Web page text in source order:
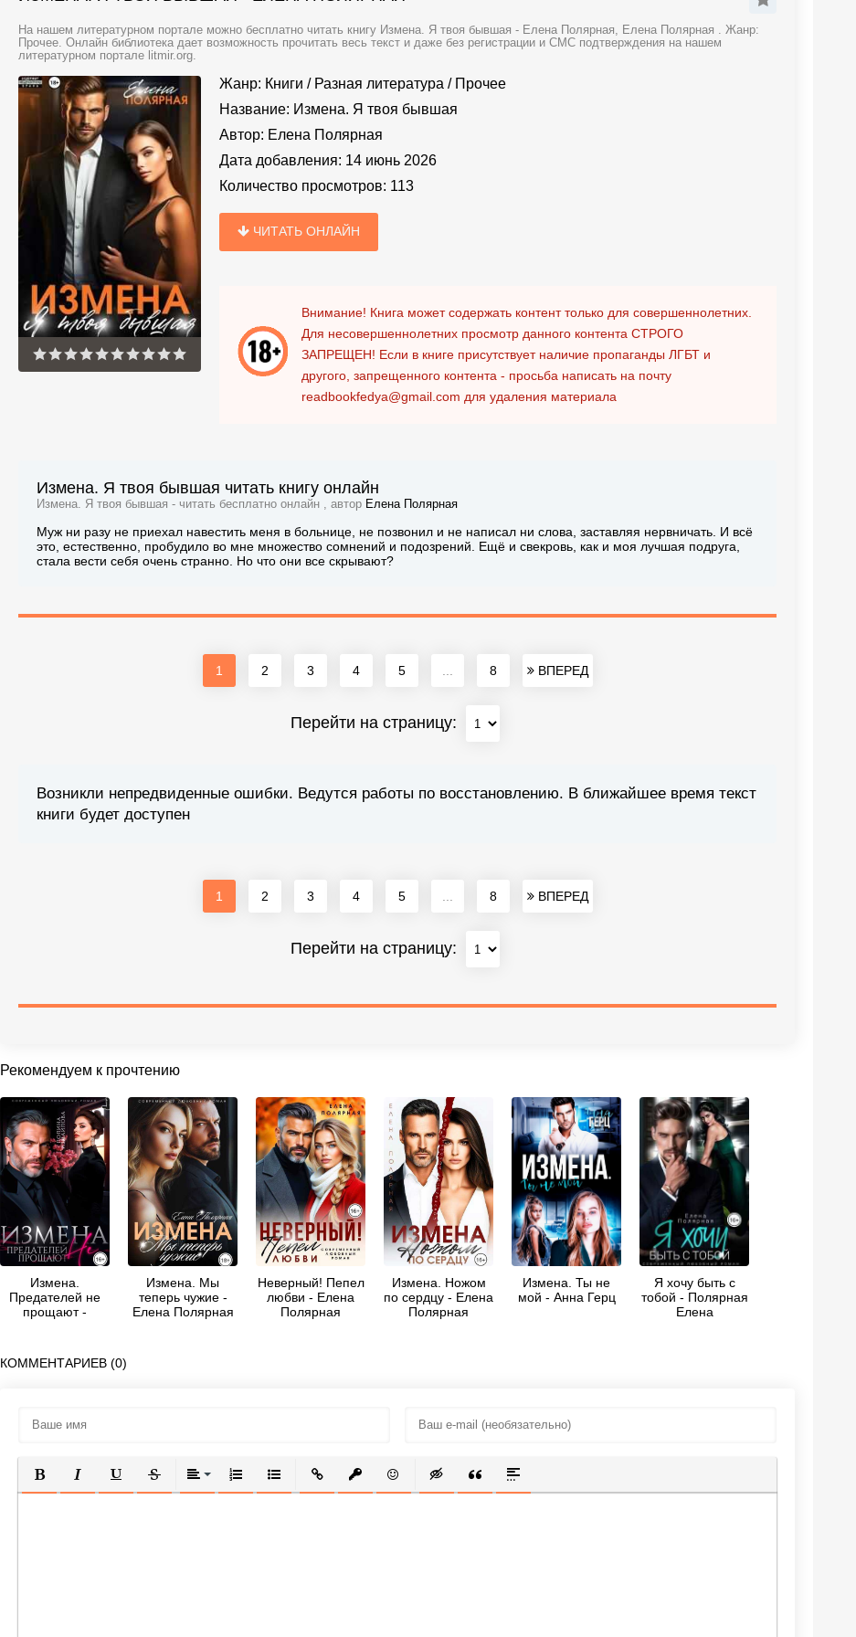
На нашем литературном портале можно бесплатно читать книгу Измена. Я твоя бывшая - Елена Полярная, Елена Полярная . Жанр:
Прочее. Онлайн библиотека дает возможность прочитать весь текст и даже без регистрации и СМС подтверждения на нашем
литературном портале litmir.org.
Жанр: Книги / Разная литература / Прочее
Название: Измена. Я твоя бывшая
Автор: Елена Полярная
Дата добавления: 14 июнь 2026
Количество просмотров: 113
ЧИТАТЬ ОНЛАЙН
Внимание! Книга может содержать контент только для совершеннолетних.
Для несовершеннолетних просмотр данного контента СТРОГО
ЗАПРЕЩЕН! Если в книге присутствует наличие пропаганды ЛГБТ и
другого, запрещенного контента - просьба написать на почту
readbookfedya@gmail.com для удаления материала
Измена. Я твоя бывшая читать книгу онлайн
Измена. Я твоя бывшая - читать бесплатно онлайн , автор Елена Полярная
Муж ни разу не приехал навестить меня в больнице, не позвонил и не написал ни слова, заставляя нервничать. И всё
это, естественно, пробудило во мне множество сомнений и подозрений. Ещё и свекровь, как и моя лучшая подруга,
стала вести себя очень странно. Но что они все скрывают?
1 2 3 4 5 8 ВПЕРЕД
Перейти на страницу:
Возникли непредвиденные ошибки. Ведутся работы по восстановлению. В ближайшее время текст
книги будет доступен
1 2 3 4 5 8 ВПЕРЕД
Перейти на страницу:
Рекомендуем к прочтению
Измена.
Предателей не
прощают -
Измена. Мы
теперь чужие -
Елена Полярная
Неверный! Пепел
любви - Елена
Полярная
Измена. Ножом
по сердцу - Елена
Полярная
Измена. Ты не
мой - Анна Герц
Я хочу быть с
тобой - Полярная
Елена
КОММЕНТАРИЕВ (0)
ПОЛУЖИРНЫЙ
КУРСИВПОДЧЕРКНУТЫЙ
ЗАЧЕРКНУТЫЙВЫРАВНИВАНИЕ
НУМЕРОВАННЫЙ СПИСОК
МАРКИРОВАННЫЙ СПИСОК
ВСТАВИТЬ ССЫЛКУ
ВСТАВИТЬ ЗАЩИЩЕННУЮ ССЫЛКУ
ВСТАВИТЬ СМАЙЛИК
ВСТАВКА СКРЫТОГО ТЕКСТА
ВСТАВКА ЦИТАТЫ
ВСТАВКА СПОЙЛЕРА